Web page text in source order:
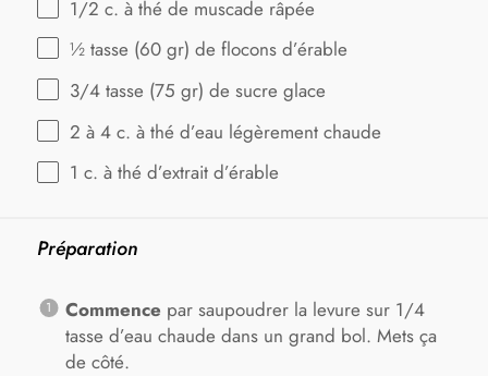
1/2 c. à thé de muscade râpée
½ tasse (60 gr) de flocons d’érable
3/4 tasse (75 gr) de sucre glace
2 à 4 c. à thé d’eau légèrement chaude
1 c. à thé d’extrait d’érable
Préparation
Commence par saupoudrer la levure sur 1/4
tasse d’eau chaude dans un grand bol. Mets ça
de côté.